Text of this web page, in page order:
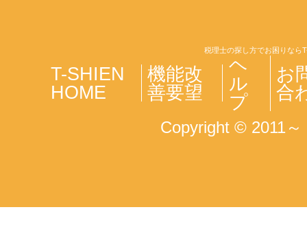
税理士の探し方でお困りなら
T-SHIEN
HOME
機能改
善要望
ヘ
ル
プ
お
合
Copyright © 2011